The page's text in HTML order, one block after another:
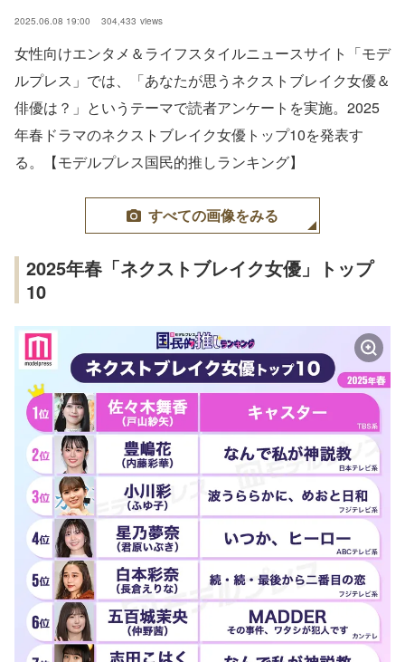
2025.06.08 19:00 304,433 views
女性向けエンタメ＆ライフスタイルニュースサイト「モデ
ルプレス」では、「あなたが思うネクストブレイク女優＆
俳優は？」というテーマで読者アンケートを実施。2025
年春ドラマのネクストブレイク女優トップ10を発表す
る。【モデルプレス国民的推しランキング】
すべての画像をみる
2025年春「ネクストブレイク女優」トップ
10